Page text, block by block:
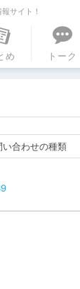
サイト！
ル
め
トーク
い合わせの種類